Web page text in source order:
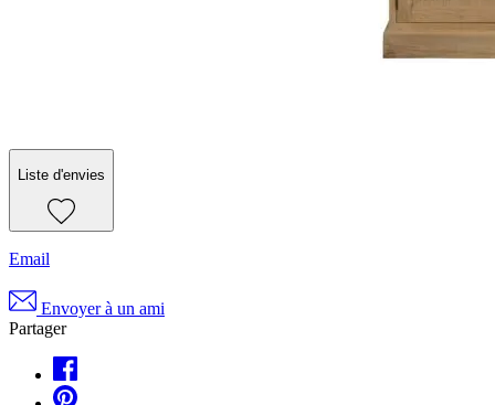
Liste d'envies
Email
Envoyer à un ami
Partager